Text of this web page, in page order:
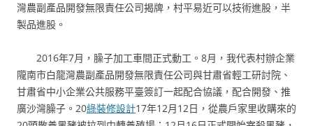
灣農副產品開發無限責任公司揭牌，村平易近可以技術進股，半
製品進股。
2016年7月，臊子加工車間正式動工。8月，我代表村辦企業
隴南市白龍灣農副產品開發無限責任公司與甘肅省輕工研討院、
甘肅省中小企業公共服務平臺簽訂一起配合協議，配合開發、推
廣沙灣臊子。20綠裝修設計17年12月12日，從農戶家里收購來的